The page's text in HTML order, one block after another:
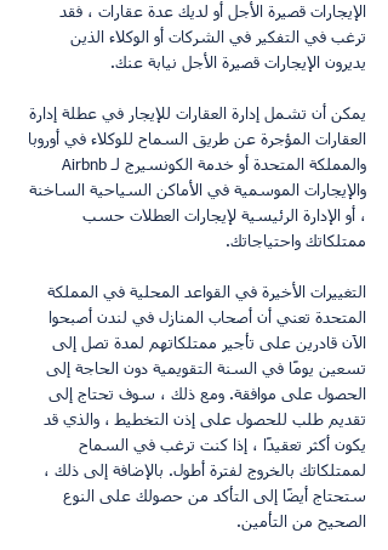
الإيجارات قصيرة الأجل أو لديك عدة عقارات ، فقد
ترغب في التفكير في الشركات أو الوكلاء الذين
يديرون الإيجارات قصيرة الأجل نيابة عنك.
يمكن أن تشمل إدارة العقارات للإيجار في عطلة إدارة
العقارات المؤجرة عن طريق السماح للوكلاء في أوروبا
والإيجارات الموسمية في الأماكن السياحية الساخنة
، أو الإدارة الرئيسية لإيجارات العطلات حسب
ممتلكاتك واحتياجاتك.
التغييرات الأخيرة في القواعد المحلية في المملكة
المتحدة تعني أن أصحاب المنازل في لندن أصبحوا
الآن قادرين على تأجير ممتلكاتهم لمدة تصل إلى
تسعين يومًا في السنة التقويمية دون الحاجة إلى
الحصول على موافقة. ومع ذلك ، سوف تحتاج إلى
تقديم طلب للحصول على إذن التخطيط ، والذي قد
يكون أكثر تعقيدًا ، إذا كنت ترغب في السماح
لممتلكاتك بالخروج لفترة أطول. بالإضافة إلى ذلك ،
ستحتاج أيضًا إلى التأكد من حصولك على النوع
الصحيح من التأمين.